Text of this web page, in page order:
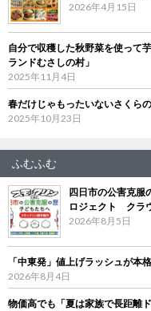
2026年4月15日
自分で収穫した秋野菜を使って
ランドむさしの村」
2025年11月4日
春だけじゃもったいないさくら
2025年10月23日
ふむふむ
四日市の公害克服
ロジェクト クラ
2026年8月5日
「中東発」値上げラッシュが
2026年8月4日
物価高でも「夏は家族で長距離